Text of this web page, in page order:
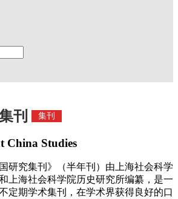
刊 集刊
China Studies
究集刊》（半年刊）由上海社会科学
上海社会科学院历史研究所编纂，是一
定期学术集刊，在学术界获得良好的口